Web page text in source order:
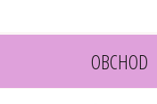
OBCHOD